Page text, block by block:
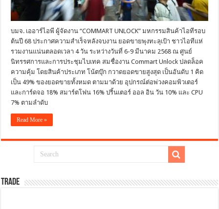
บมจ. เออาร์ไอพี ผู้จัดงาน “COMMART UNLOCK” มหกรรมสินค้าไอทีรอบ
ต้นปี 68 ประกาศความสำเร็จหลังจบงาน ยอดขายพุงทะลุเป้า ชาวไอทีแห่
รวมงานแน่นตลอดเวลา 4 วัน ระหว่างวันที่ 6-9 มีนาคม 2568 ณ ศูนย์
นิทรรศการและการประชุมไบเทค สมชื่องาน Commart Unlock ปลดล็อค
ความคุ้ม โดยสินค้าประเภท โน้ตบุ๊ก กวาดยอดขายสูงสุด เป็นอันดับ 1 คิด
เป็น 49% ของยอดขายทั้งหมด ตามมาด้วย อุปกรณ์ต่อพ่วงคอมพิวเตอร์
และการ์ดจอ 18% สมาร์ตโฟน 16% ปริ้นเตอร์ ออล อิน วัน 10% และ CPU
7% ตามลำดับ
Read More »
TRADE